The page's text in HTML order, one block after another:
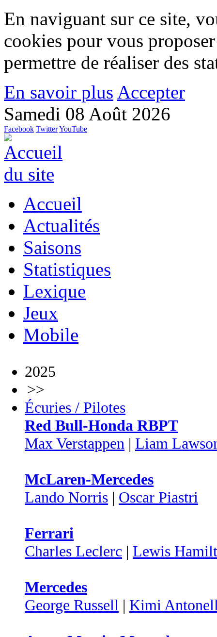
En naviguant sur ce site,
cookies pour vous
permettre de réaliser des
En savoir plus Accepter
Samedi 08 Août 2026
Facebook TwitterYouTube
Accueil
Actualités
Saisons
Statistiques
Lexique
Jeux
Mobile
2025
>>
Écuries / Pilotes
Red Bull-Honda RBPT
Max Verstappen | Liam
McLaren-Mercedes
Lando Norris | Oscar Piastri
Ferrari
Charles Leclerc | Lewis
Mercedes
George Russell | Kimi